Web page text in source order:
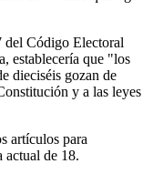
del Código Electoral
establecería que "los
dieciséis gozan de
y a las leyes
artículos para
actual de 18.